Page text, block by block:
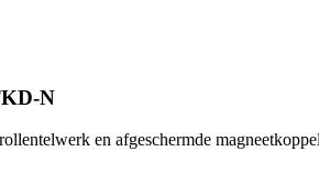
N
en afgeschermde